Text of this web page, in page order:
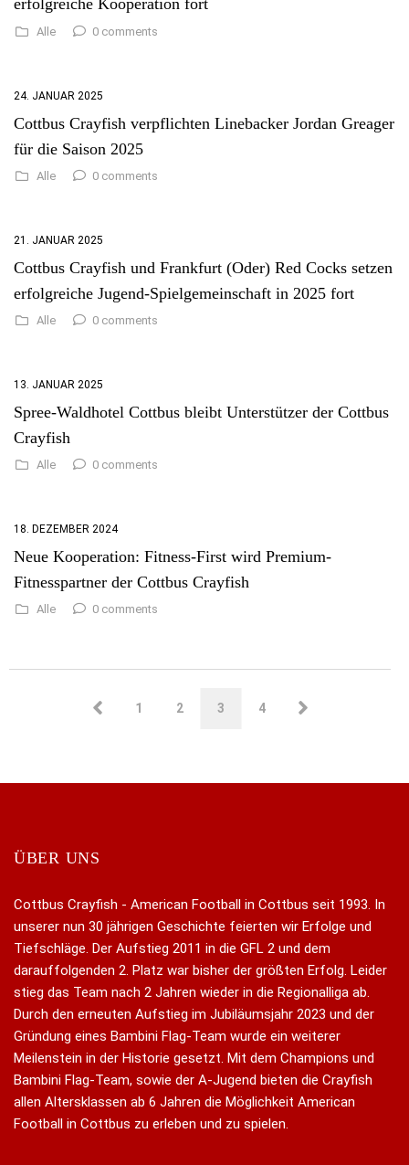
erfolgreiche Kooperation fort
Alle 0 comments
24. JANUAR 2025
Cottbus Crayfish verpflichten Linebacker Jordan Greager
für die Saison 2025
Alle 0 comments
21. JANUAR 2025
Cottbus Crayfish und Frankfurt (Oder) Red Cocks setzen
erfolgreiche Jugend-Spielgemeinschaft in 2025 fort
Alle 0 comments
13. JANUAR 2025
Spree-Waldhotel Cottbus bleibt Unterstützer der Cottbus
Crayfish
Alle 0 comments
18. DEZEMBER 2024
Neue Kooperation: Fitness-First wird Premium-
Fitnesspartner der Cottbus Crayfish
Alle 0 comments
1 2 3 4
ÜBER UNS
Cottbus Crayfish - American Football in Cottbus seit 1993. In
unserer nun 30 jährigen Geschichte feierten wir Erfolge und
Tiefschläge. Der Aufstieg 2011 in die GFL 2 und dem
darauffolgenden 2. Platz war bisher der größten Erfolg. Leider
stieg das Team nach 2 Jahren wieder in die Regionalliga ab.
Durch den erneuten Aufstieg im Jubiläumsjahr 2023 und der
Gründung eines Bambini Flag-Team wurde ein weiterer
Meilenstein in der Historie gesetzt. Mit dem Champions und
Bambini Flag-Team, sowie der A-Jugend bieten die Crayfish
allen Altersklassen ab 6 Jahren die Möglichkeit American
Football in Cottbus zu erleben und zu spielen.